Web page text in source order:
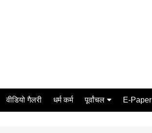
वीडियो गैलरी धर्म कर्म पूर्वांचल E-Paper